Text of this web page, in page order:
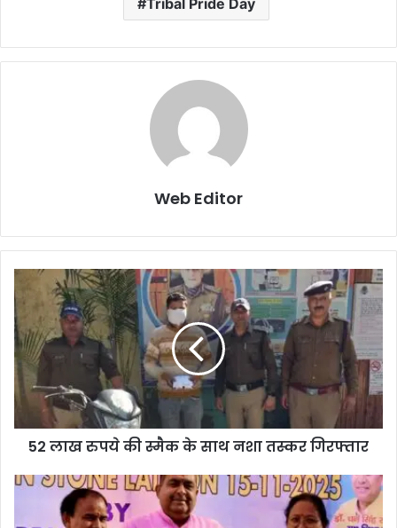
Tribal Pride Day
Web Editor
52 लाख रुपये की स्मैक के साथ नशा तस्कर गिरफ्तार